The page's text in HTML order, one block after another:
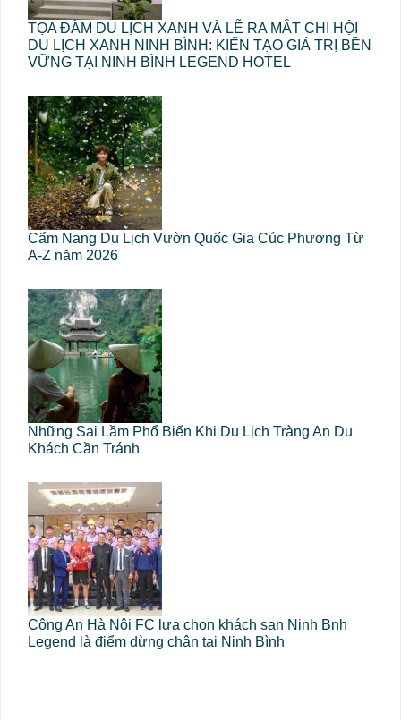
TỌA ĐÀM DU LỊCH XANH VÀ LỄ RA MẮT CHI HỘI
DU LỊCH XANH NINH BÌNH: KIẾN TẠO GIÁ TRỊ BỀN
VỮNG TẠI NINH BÌNH LEGEND HOTEL
Cẩm Nang Du Lịch Vườn Quốc Gia Cúc Phương Từ
A-Z năm 2026
Những Sai Lầm Phổ Biến Khi Du Lịch Tràng An Du
Khách Cần Tránh
Công An Hà Nội FC lựa chọn khách sạn Ninh Bnh
Legend là điểm dừng chân tại Ninh Bình